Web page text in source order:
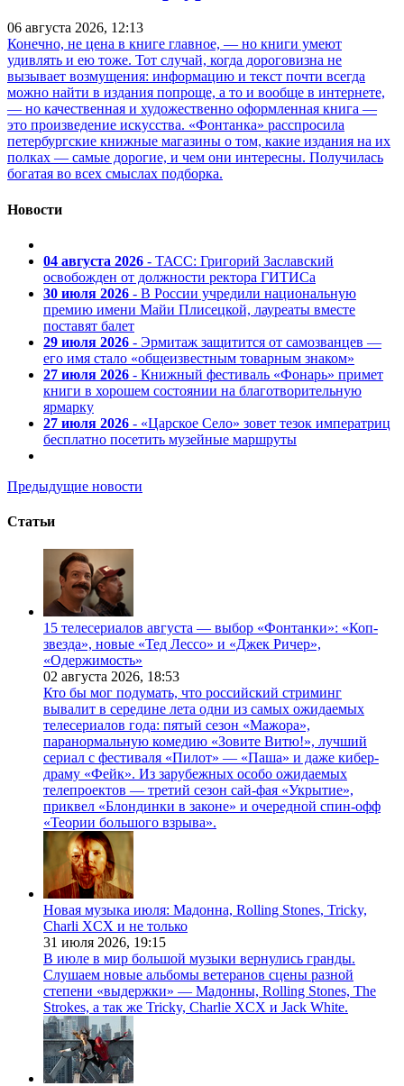
06 августа 2026, 12:13
Конечно, не цена в книге главное, — но книги умеют
удивлять и ею тоже. Тот случай, когда дороговизна не
вызывает возмущения: информацию и текст почти всегда
можно найти в издания попроще, а то и вообще в интернете,
— но качественная и художественно оформленная книга —
это произведение искусства. «Фонтанка» расспросила
петербургские книжные магазины о том, какие издания на их
полках — самые дорогие, и чем они интересны. Получилась
богатая во всех смыслах подборка.
Новости
04 августа 2026 - ТАСС: Григорий Заславский
освобожден от должности ректора ГИТИСа
30 июля 2026 - В России учредили национальную
премию имени Майи Плисецкой, лауреаты вместе
поставят балет
29 июля 2026 - Эрмитаж защитится от самозванцев —
его имя стало «общеизвестным товарным знаком»
27 июля 2026 - Книжный фестиваль «Фонарь» примет
книги в хорошем состоянии на благотворительную
ярмарку
27 июля 2026 - «Царское Село» зовет тезок императриц
бесплатно посетить музейные маршруты
Предыдущие новости
Статьи
15 телесериалов августа — выбор «Фонтанки»: «Коп-
звезда», новые «Тед Лессо» и «Джек Ричер»,
«Одержимость»
02 августа 2026, 18:53
Кто бы мог подумать, что российский стриминг
вывалит в середине лета одни из самых ожидаемых
телесериалов года: пятый сезон «Мажора»,
паранормальную комедию «Зовите Витю!», лучший
сериал с фестиваля «Пилот» — «Паша» и даже кибер-
драму «Фейк». Из зарубежных особо ожидаемых
телепроектов — третий сезон сай-фая «Укрытие»,
приквел «Блондинки в законе» и очередной спин-офф
«Теории большого взрыва».
Новая музыка июля: Мадонна, Rolling Stones, Tricky,
Charli XCX и не только
31 июля 2026, 19:15
В июле в мир большой музыки вернулись гранды.
Слушаем новые альбомы ветеранов сцены разной
степени «выдержки» — Мадонны, Rolling Stones, The
Strokes, а так же Tricky, Charlie XCX и Jack White.